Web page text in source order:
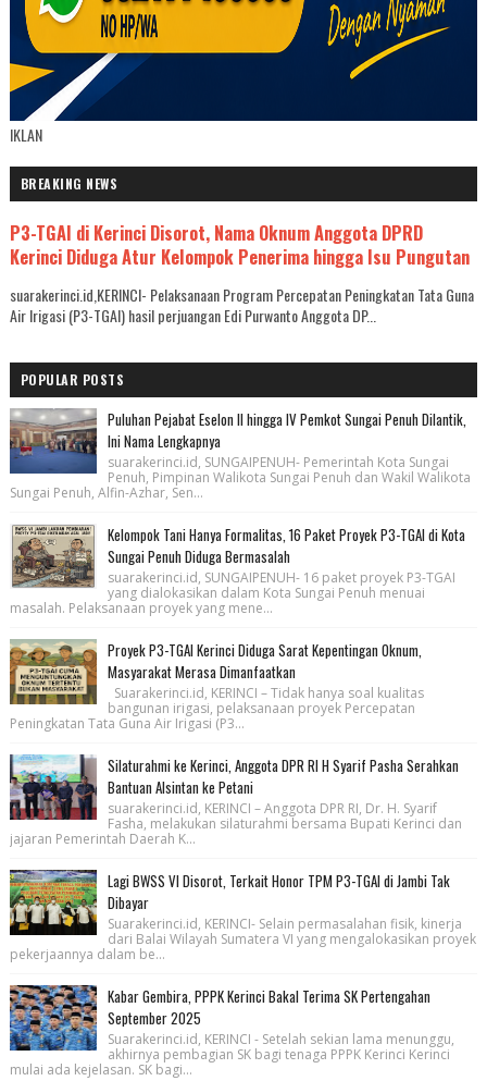
IKLAN
BREAKING NEWS
P3-TGAI di Kerinci Disorot, Nama Oknum Anggota DPRD
Kerinci Diduga Atur Kelompok Penerima hingga Isu Pungutan
suarakerinci.id,KERINCI- Pelaksanaan Program Percepatan Peningkatan Tata Guna
Air Irigasi (P3-TGAI) hasil perjuangan Edi Purwanto Anggota DP...
POPULAR POSTS
Puluhan Pejabat Eselon II hingga IV Pemkot Sungai Penuh Dilantik,
Ini Nama Lengkapnya
suarakerinci.id, SUNGAIPENUH- Pemerintah Kota Sungai
Penuh, Pimpinan Walikota Sungai Penuh dan Wakil Walikota
Sungai Penuh, Alfin-Azhar, Sen...
Kelompok Tani Hanya Formalitas, 16 Paket Proyek P3-TGAI di Kota
Sungai Penuh Diduga Bermasalah
suarakerinci.id, SUNGAIPENUH- 16 paket proyek P3-TGAI
yang dialokasikan dalam Kota Sungai Penuh menuai
masalah. Pelaksanaan proyek yang mene...
Proyek P3-TGAI Kerinci Diduga Sarat Kepentingan Oknum,
Masyarakat Merasa Dimanfaatkan
Suarakerinci.id, KERINCI – Tidak hanya soal kualitas
bangunan irigasi, pelaksanaan proyek Percepatan
Peningkatan Tata Guna Air Irigasi (P3...
Silaturahmi ke Kerinci, Anggota DPR RI H Syarif Pasha Serahkan
Bantuan Alsintan ke Petani
suarakerinci.id, KERINCI – Anggota DPR RI, Dr. H. Syarif
Fasha, melakukan silaturahmi bersama Bupati Kerinci dan
jajaran Pemerintah Daerah K...
Lagi BWSS VI Disorot, Terkait Honor TPM P3-TGAI di Jambi Tak
Dibayar
Suarakerinci.id, KERINCI- Selain permasalahan fisik, kinerja
dari Balai Wilayah Sumatera VI yang mengalokasikan proyek
pekerjaannya dalam be...
Kabar Gembira, PPPK Kerinci Bakal Terima SK Pertengahan
September 2025
Suarakerinci.id, KERINCI - Setelah sekian lama menunggu,
akhirnya pembagian SK bagi tenaga PPPK Kerinci Kerinci
mulai ada kejelasan. SK bagi...